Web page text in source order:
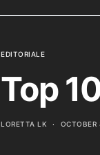
EDITORIALE
Top
LORETTA LK OCTOBER